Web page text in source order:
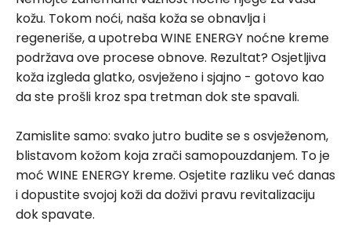
kožu. Tokom noći, naša koža se obnavlja i
regeneriše, a upotreba WINE ENERGY noćne kreme
podržava ove procese obnove. Rezultat? Osjetljiva
koža izgleda glatko, osvježeno i sjajno - gotovo kao
da ste prošli kroz spa tretman dok ste spavali.
Zamislite samo: svako jutro budite se s osvježenom,
blistavom kožom koja zrači samopouzdanjem. To je
moć WINE ENERGY kreme. Osjetite razliku već danas
i dopustite svojoj koži da doživi pravu revitalizaciju
dok spavate.